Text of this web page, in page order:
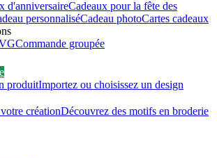
d'anniversaireCadeaux pour la fête des
personnaliséCadeau photoCartes cadeaux
Commande groupée
produitImportez ou choisissez un design
créationDécouvrez des motifs en broderie